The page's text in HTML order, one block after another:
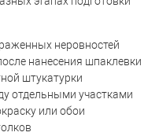
неровностей
нанесения шпаклевки
штукатурки
отдельными участками
или обои